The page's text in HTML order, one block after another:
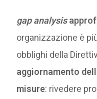
gap analysis
organizzazione è
obblighi della
aggiornamento
misure: rivedere